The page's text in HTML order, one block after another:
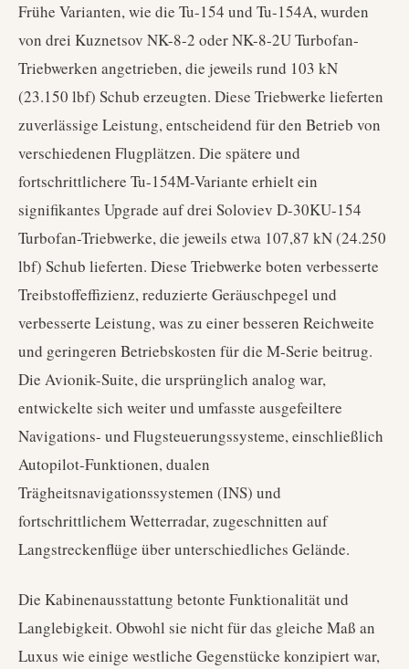
Frühe Varianten, wie die Tu-154 und Tu-154A, wurden
von drei Kuznetsov NK-8-2 oder NK-8-2U Turbofan-
Triebwerken angetrieben, die jeweils rund 103 kN
(23.150 lbf) Schub erzeugten. Diese Triebwerke lieferten
zuverlässige Leistung, entscheidend für den Betrieb von
verschiedenen Flugplätzen. Die spätere und
fortschrittlichere Tu-154M-Variante erhielt ein
signifikantes Upgrade auf drei Soloviev D-30KU-154
Turbofan-Triebwerke, die jeweils etwa 107,87 kN (24.250
lbf) Schub lieferten. Diese Triebwerke boten verbesserte
Treibstoffeffizienz, reduzierte Geräuschpegel und
verbesserte Leistung, was zu einer besseren Reichweite
und geringeren Betriebskosten für die M-Serie beitrug.
Die Avionik-Suite, die ursprünglich analog war,
entwickelte sich weiter und umfasste ausgefeiltere
Navigations- und Flugsteuerungssysteme, einschließlich
Autopilot-Funktionen, dualen
Trägheitsnavigationssystemen (INS) und
fortschrittlichem Wetterradar, zugeschnitten auf
Langstreckenflüge über unterschiedliches Gelände.
Die Kabinenausstattung betonte Funktionalität und
Langlebigkeit. Obwohl sie nicht für das gleiche Maß an
Luxus wie einige westliche Gegenstücke konzipiert war,